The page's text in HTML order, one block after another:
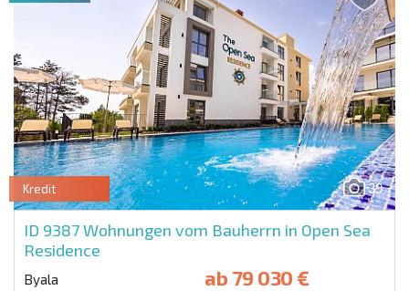
39
Kredit
ID 9387Wohnungen vom Bauherrn in Open Sea
Residence
Byala ab 79 030 €